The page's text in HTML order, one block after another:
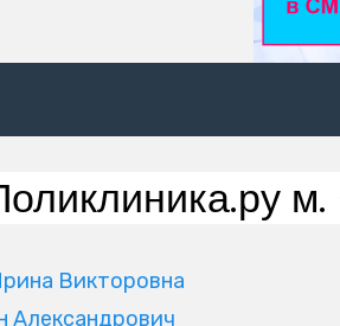
Викторовна
Александрович